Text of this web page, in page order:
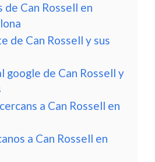
Can Rossell en
de Can Rossell y sus
google de Can Rossell y
a Can Rossell en
a Can Rossell en